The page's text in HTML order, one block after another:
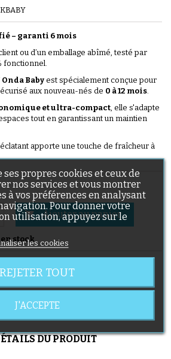
– garanti 6 mois
ou d’un emballage abîmé, testé par
fonctionnel.
Baby est spécialement conçue pour
aux nouveau-nés de 0 à 12 mois
et ultra-compact , elle s'adapte
tout en garantissant un maintien
éclatant apporte une touche de fraîcheur à
 Ajouter au panier
stock
partir du 12/08/2026
DU PRODUIT
ses propres cookies et ceux de
nos services et vous montrer
à vos préférences en analysant
Pour donner votre
utilisation, appuyez sur le
les cookies
REJETER TOUT
J'ACCEPTE